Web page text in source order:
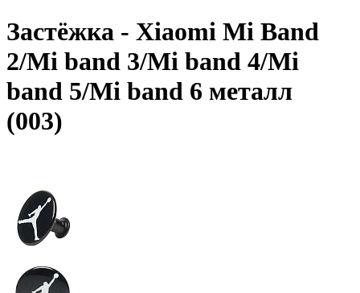
Застёжка - Xiaomi Mi Band
2/Mi band 3/Mi band 4/Mi
band 5/Mi band 6 металл
(003)